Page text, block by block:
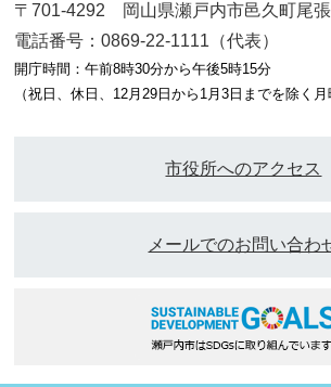
〒701-4292 岡山県瀬戸内市邑久町尾
電話番号：0869-22-1111（代表）
開庁時間：午前8時30分から午後5時15分
（祝日、休日、12月29日から1月3日までを除く月
市役所へのアクセス
メールでのお問い合わ